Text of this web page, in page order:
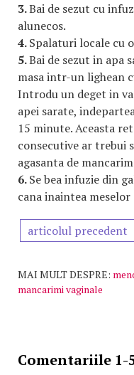
3.Bai de sezut cu
alunecos.
4.Spalaturi locale cu
5.Bai de sezut in apa
masa intr-un lighean
Introdu un deget in
apei sarate,
15 minute. Aceasta
consecutive ar trebui
agasanta de
6.Se bea infuzie din
cana inaintea
articolul precedent
MAI MULT DESPRE:
mancarimi vaginale
Comentariile 1-